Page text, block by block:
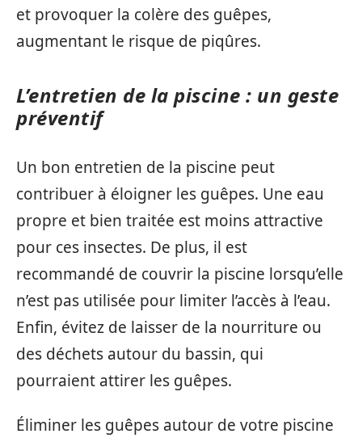
et provoquer la colère des guêpes,
augmentant le risque de piqûres.
L’entretien de la piscine : un geste
préventif
Un bon entretien de la piscine peut
contribuer à éloigner les guêpes. Une eau
propre et bien traitée est moins attractive
pour ces insectes. De plus, il est
recommandé de couvrir la piscine lorsqu’elle
n’est pas utilisée pour limiter l’accès à l’eau.
Enfin, évitez de laisser de la nourriture ou
des déchets autour du bassin, qui
pourraient attirer les guêpes.
Éliminer les guêpes autour de votre piscine